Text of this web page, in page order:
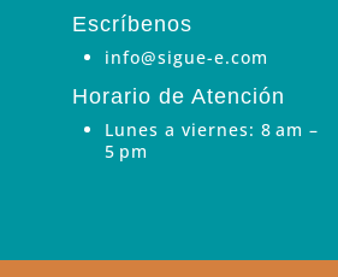
Escríbenos
info@sigue-e.com
Horario de Atención
Lunes a viernes: 8 am –
5 pm